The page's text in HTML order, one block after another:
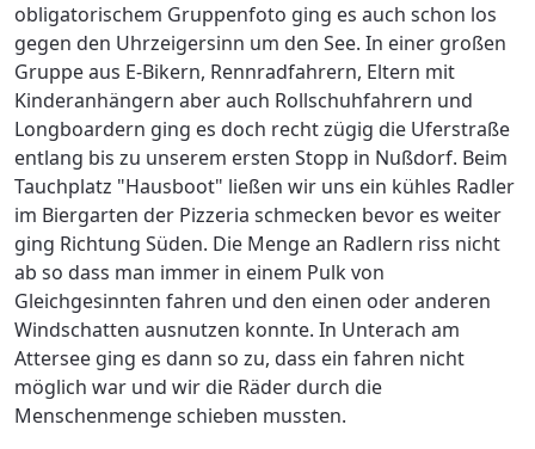
obligatorischem Gruppenfoto ging es auch schon los
gegen den Uhrzeigersinn um den See. In einer großen
Gruppe aus E-Bikern, Rennradfahrern, Eltern mit
Kinderanhängern aber auch Rollschuhfahrern und
Longboardern ging es doch recht zügig die Uferstraße
entlang bis zu unserem ersten Stopp in Nußdorf. Beim
Tauchplatz "Hausboot" ließen wir uns ein kühles Radler
im Biergarten der Pizzeria schmecken bevor es weiter
ging Richtung Süden. Die Menge an Radlern riss nicht
ab so dass man immer in einem Pulk von
Gleichgesinnten fahren und den einen oder anderen
Windschatten ausnutzen konnte. In Unterach am
Attersee ging es dann so zu, dass ein fahren nicht
möglich war und wir die Räder durch die
Menschenmenge schieben mussten.